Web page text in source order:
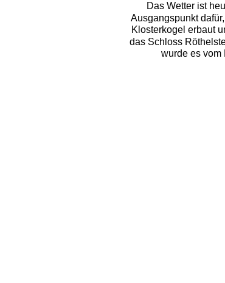
Das Wetter ist
Ausgangspunkt
Klosterkogel erbaut
das Schloss
wurde es vom